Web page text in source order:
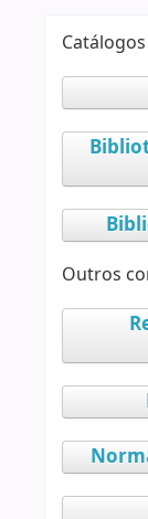
Outros